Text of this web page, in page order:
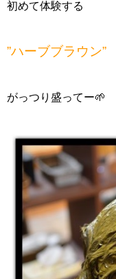
初めて体験する
”ハーブブラウン”
がっつり盛ってー🌱